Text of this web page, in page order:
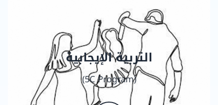
التربية الإيجابية
(5C Program)